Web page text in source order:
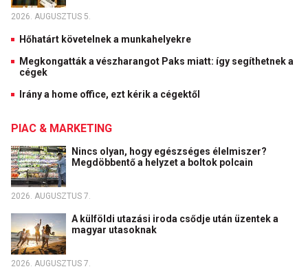
2026. AUGUSZTUS 5.
Hőhatárt követelnek a munkahelyekre
Megkongatták a vészharangot Paks miatt: így segíthetnek a
cégek
Irány a home office, ezt kérik a cégektől
PIAC & MARKETING
Nincs olyan, hogy egészséges élelmiszer?
Megdöbbentő a helyzet a boltok polcain
2026. AUGUSZTUS 7.
A külföldi utazási iroda csődje után üzentek a
magyar utasoknak
2026. AUGUSZTUS 7.